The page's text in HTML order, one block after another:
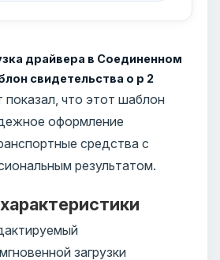
драйвера в Соединенном
свидетельства о р 2
что этот шаблон
оформление
средства с
результатом.
загрузки